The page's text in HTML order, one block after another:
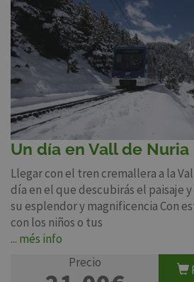
Un día en Vall de Nuria
Llegar con el tren cremallera a la
día en el que descubirás el paisaje
su esplendor y magnificencia Con
con los niños o tus
... més info
Precio